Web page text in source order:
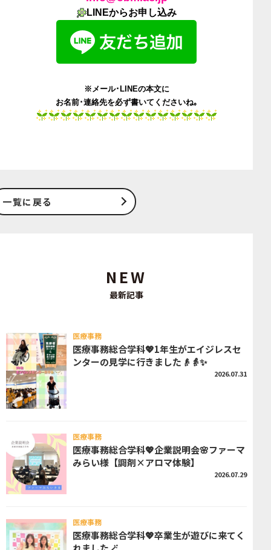
NEW
最新記事
医療事務
医療事務総合学科💖1年生がエイジレスセ
ンターの見学に行きました👴👵✨
2026.07.31
医療事務
医療事務総合学科💖企業説明会🌸ファーマ
みらい様【調剤×アロマ体験】
2026.07.29
医療事務
医療事務総合学科💖卒業生が遊びに来てく
LINEからお申し込み
※メール･LINEの本文に
お名前･連絡先を必ず書いてくださいね｡
一覧に戻る